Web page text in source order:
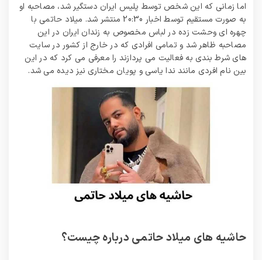
اما زمانی که این شخص توسط پلیس ایران دستگیر شد، مصاحبه او
به صورت مستقیم توسط اخبار 20:30 منتشر شد. میلاد حاتمی با
چهره ای وحشت زده در لباس مخصوص به زندان ایران در این
مصاحبه ظاهر شد و تمامی افرادی که در خارج از کشور در سایت
های شرط بندی به فعالیت می پردازند را معرفی می کرد که در این
بین نام افردی مانند ندا یاسی و پویان مختاری نیز دیده می شد.
حاشیه های میلاد حاتمی درباره چیست؟